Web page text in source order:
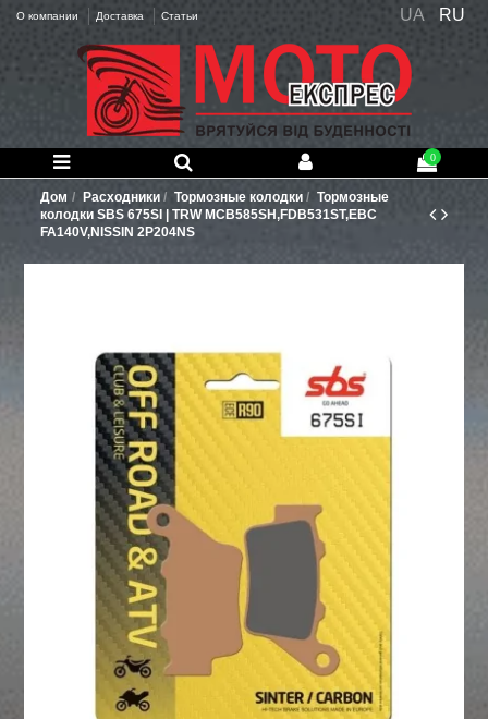
О компании Доставка Статьи UA RU
0
Дом Расходники Тормозные колодки
Тормозные
колодки SBS 675SI | TRW MCB585SH,FDB531ST,EBC
FA140V,NISSIN 2P204NS